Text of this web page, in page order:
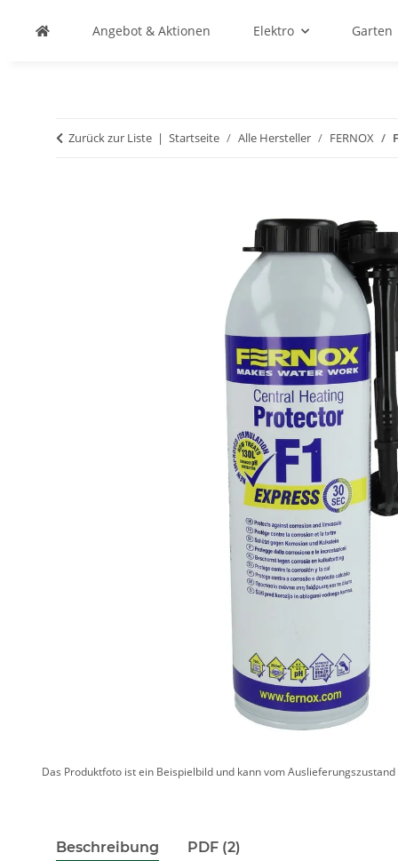
Angebot & Aktionen Elektro Garten
Zurück zur Liste Startseite Alle Hersteller FERNOX
Das Produktfoto ist ein Beispielbild und kann vom
Beschreibung PDF (2)